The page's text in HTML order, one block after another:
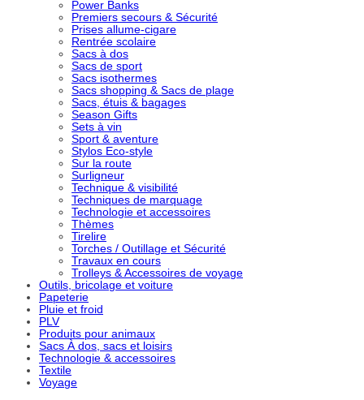
Power Banks
Premiers secours & Sécurité
Prises allume-cigare
Rentrée scolaire
Sacs à dos
Sacs de sport
Sacs isothermes
Sacs shopping & Sacs de plage
Sacs, étuis & bagages
Season Gifts
Sets à vin
Sport & aventure
Stylos Eco-style
Sur la route
Surligneur
Technique & visibilité
Techniques de marquage
Technologie et accessoires
Thèmes
Tirelire
Torches / Outillage et Sécurité
Travaux en cours
Trolleys & Accessoires de voyage
Outils, bricolage et voiture
Papeterie
Pluie et froid
PLV
Produits pour animaux
Sacs À dos, sacs et loisirs
Technologie & accessoires
Textile
Voyage